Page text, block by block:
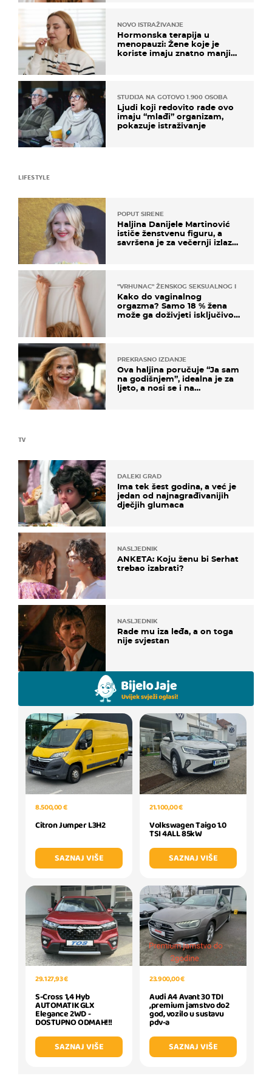
NOVO ISTRAŽIVANJE
Hormonska terapija u
menopauzi: Žene koje je
koriste imaju znatno manji
STUDIJA NA GOTOVO 1.900 OSOBA
Ljudi koji redovito rade ovo
imaju “mlađi” organizam,
pokazuje istraživanje
TV
DALEKI GRAD
Ima tek šest godina, a već je
jedan od najnagrađivanijih
dječjih glumaca
NASLJEDNIK
ANKETA: Koju ženu bi Serhat
trebao izabrati?
NASLJEDNIK
Rade mu iza leđa, a on toga
nije svjestan
LIFESTYLE
POPUT SIRENE
Haljina Danijele Martinović
ističe ženstvenu figuru, a
savršena je za večernji izlazak
"VRHUNAC" ŽENSKOG SEKSUALNOG ISKUSTVA
Kako do vaginalnog
orgazma? Samo 18 % žena
može ga doživjeti isključivo
PREKRASNO IZDANJE
Ova haljina poručuje “Ja sam
na godišnjem”, idealna je za
ljeto, a nosi se i na
8.500,00 €
Citron Jumper L3H2
SAZNAJ VIŠE
21.100,00 €
Volkswagen Taigo 1.0
TSI 4ALL 85kW
SAZNAJ VIŠE
29.127,93 €
S-Cross 1,4 Hyb
AUTOMATIK GLX
Elegance 2WD -
DOSTUPNO ODMAH!!!
SAZNAJ VIŠE
23.900,00 €
Audi A4 Avant 30 TDI
,premium jamstvo do2
god, vozilo u sustavu
pdv-a
SAZNAJ VIŠE